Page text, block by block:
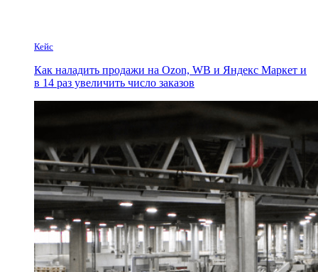
Кейс
Как наладить продажи на Ozon, WB и Яндекс Маркет и
в 14 раз увеличить число заказов